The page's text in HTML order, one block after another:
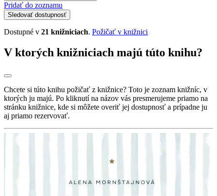
Pridať do zoznamu
Sledovať dostupnosť
Dostupné v 21 knižniciach. Požičať v knižnici
V ktorých knižniciach majú túto knihu?
Chcete si túto knihu požičať z knižnice? Toto je zoznam knižníc, v
ktorých ju majú. Po kliknutí na názov vás presmerujeme priamo na
stránku knižnice, kde si môžete overiť jej dostupnosť a prípadne ju
aj priamo rezervovať.